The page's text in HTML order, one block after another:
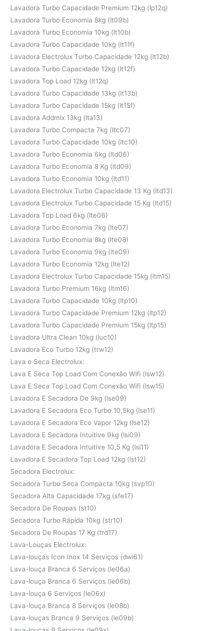
Lavadora Turbo Capacidade Premium 12kg (lp12q)
Lavadora Turbo Economia 8kg (lt09b)
Lavadora Turbo Economia 10kg (lt10b)
Lavadora Turbo Capacidade 10kg (lt11f)
Lavadora Electrolux Turbo Capacidade 12kg (lt12b)
Lavadora Turbo Capacidade 12kg (lt12f)
Lavadora Top Load 12kg (lt12q)
Lavadora Turbo Capacidade 13kg (lt13b)
Lavadora Turbo Capacidade 15kg (lt15f)
Lavadora Addmix 13kg (lta13)
Lavadora Turbo Compacta 7kg (ltc07)
Lavadora Turbo Capacidade 10kg (ltc10)
Lavadora Turbo Economia 6kg (ltd06)
Lavadora Turbo Economia 8 Kg (ltd09)
Lavadora Turbo Economia 10kg (ltd11)
Lavadora Electrolux Turbo Capacidade 13 Kg (ltd13)
Lavadora Electrolux Turbo Capacidade 15 Kg (ltd15)
Lavadora Top Load 6kg (lte06)
Lavadora Turbo Economia 7kg (lte07)
Lavadora Turbo Economia 8kg (lte08)
Lavadora Turbo Economia 9kg (lte09)
Lavadora Turbo Economia 12kg (lte12)
Lavadora Electrolux Turbo Capacidade 15kg (ltm15)
Lavadora Turbo Premium 16kg (ltm16)
Lavadora Turbo Capacidade 10kg (ltp10)
Lavadora Turbo Capacidade Premium 12kg (ltp12)
Lavadora Turbo Capacidade Premium 15kg (ltp15)
Lavadora Ultra Clean 10kg (luc10)
Lavadora Eco Turbo 12kg (trw12)
Lava e Seca Electrolux:
Lava E Seca Top Load Com Conexão Wifi (lsw12)
Lava E Seca Top Load Com Conexão Wifi (lsw15)
Lavadora E Secadora De 9kg (lse09)
Lavadora E Secadora Eco Turbo 10,5kg (lse11)
Lavadora E Secadora Eco Vapor 12kg (lse12)
Lavadora E Secadora Intuitive 9kg (lsi09)
Lavadora E Secadora Intuitive 10,5 Kg (lsi11)
Lavadora E Secadora Top Load 12kg (lst12)
Secadora Electrolux:
Secadora Turbo Seca Compacta 10kg (svp10)
Secadora Alta Capacidade 17kg (sfe17)
Secadora De Roupas (st10)
Secadora Turbo Rápida 10kg (str10)
Secadora De Roupas 17 Kg (trd17)
Lava-Louças Electrolux:
Lava-louças Icon Inox 14 Serviços (dwi61)
Lava-louça Branca 6 Serviços (le06a)
Lava-louça Branca 6 Serviços (le06b)
Lava-louça 6 Serviços (le06x)
Lava-louça Branca 8 Serviços (le08b)
Lava-louças Branca 9 Serviços (le09b)